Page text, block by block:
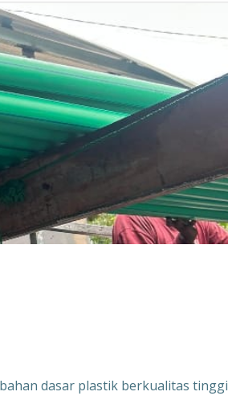
dasar plastik berkualitas tinggi